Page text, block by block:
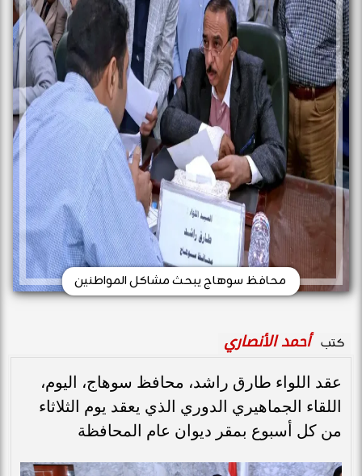
محافظ سوهاج يبحث مشاكل المواطنين
كتب أحمد الأنصاري
عقد اللواء طارق راشد، محافظ سوهاج، اليوم،
اللقاء الجماهيري الدوري الذي يعقد يوم الثلاثاء
من كل أسبوع بمقر ديوان عام المحافظة